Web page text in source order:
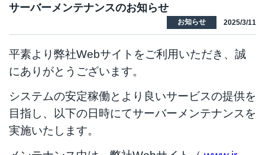
サーバーメンテナンスのお知らせ
お知らせ 2025/3/11
平素より弊社Webサイトをご利用いただき、誠
にありがとうございます。
システムの安定稼働とより良いサービスの提供を
目指し、以下の日時にてサーバーメンテナンスを
実施いたします。